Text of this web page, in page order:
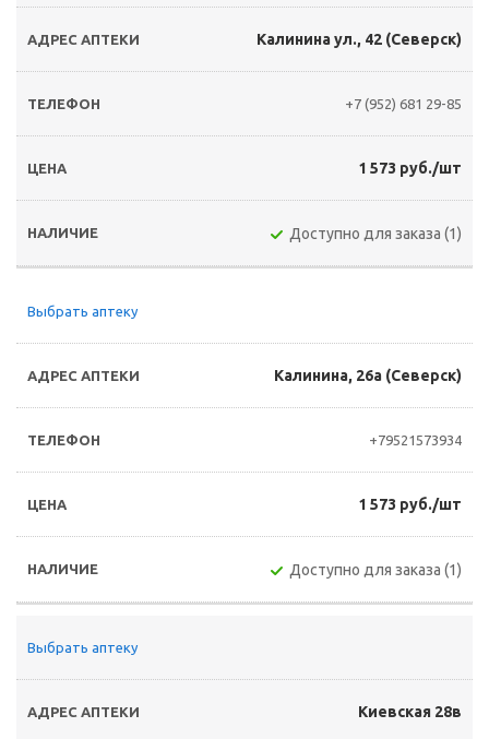
Калинина ул., 42 (Северск)
+7 (952) 681 29-85
1 573 руб./шт
Доступно для заказа (1)
Выбрать аптеку
Калинина, 26а (Северск)
+79521573934
1 573 руб./шт
Доступно для заказа (1)
Выбрать аптеку
Киевская 28в